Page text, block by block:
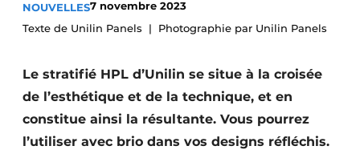
S’inscrire à l’événement
S’inscrire
S’inscrire
NOUVELLES7 novembre 2023
Texte de Unilin Panels
Photographie par Unilin Panels
Le stratifié HPL d’Unilin se situe à la croisée
de l’esthétique et de la technique, et en
constitue ainsi la résultante. Vous pourrez
l’utiliser avec brio dans vos designs réfléchis.